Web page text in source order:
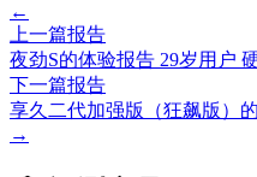
←
上一篇报告
夜劲S的体验报告 29岁用户
下一篇报告
享久二代加强版（狂飙版）
→